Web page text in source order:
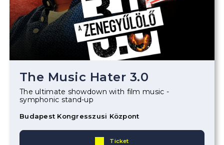
The Music Hater 3.0
The ultimate showdown with film music -
symphonic stand-up
Budapest Kongresszusi Központ
Ticket